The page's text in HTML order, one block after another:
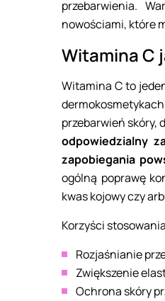
przebarwienia.
nowościami, które
Witamina C
Witamina C to
przebarwień skóry,
odpowiedzialny
zapobiegania
ogólną poprawę
kwas kojowy czy
Korzyści
Rozjaśnianie
Zwiększenie
Ochrona skóry